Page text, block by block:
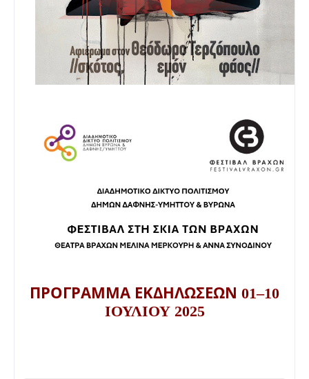
ΠΡΟΓΡΑΜΜΑ ΕΚΔΗΛΩΣΕΩΝ 01–10
ΙΟΥΛΙΟΥ 2025